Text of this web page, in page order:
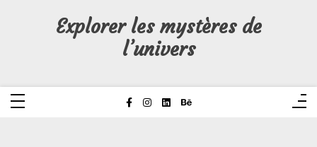
Explorer les mystères de
l’univers